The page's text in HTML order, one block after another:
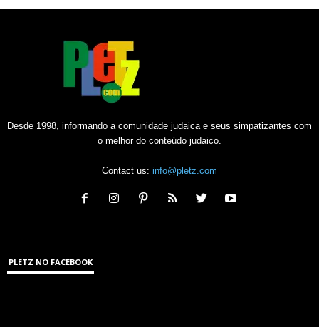
Desde 1998, informando a comunidade judaica e seus simpatizantes com
o melhor do conteúdo judaico.
Contact us: info@pletz.com
PLETZ NO FACEBOOK